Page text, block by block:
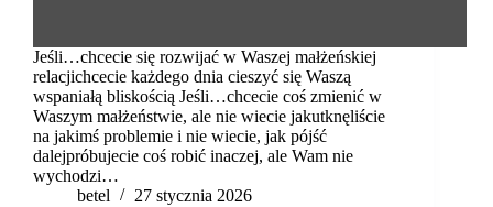
Jeśli…chcecie się rozwijać w Waszej małżeńskiej
relacjichcecie każdego dnia cieszyć się Waszą
wspaniałą bliskością Jeśli…chcecie coś zmienić w
Waszym małżeństwie, ale nie wiecie jakutknęliście
na jakimś problemie i nie wiecie, jak pójść
dalejpróbujecie coś robić inaczej, ale Wam nie
wychodzi…
betel
27 stycznia 2026